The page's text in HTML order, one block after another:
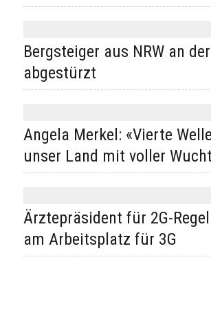
Bergsteiger aus NRW an
abgestürzt
Angela Merkel: «Vierte
unser Land mit voller
Ärztepräsident für 2G-
am Arbeitsplatz für 3G